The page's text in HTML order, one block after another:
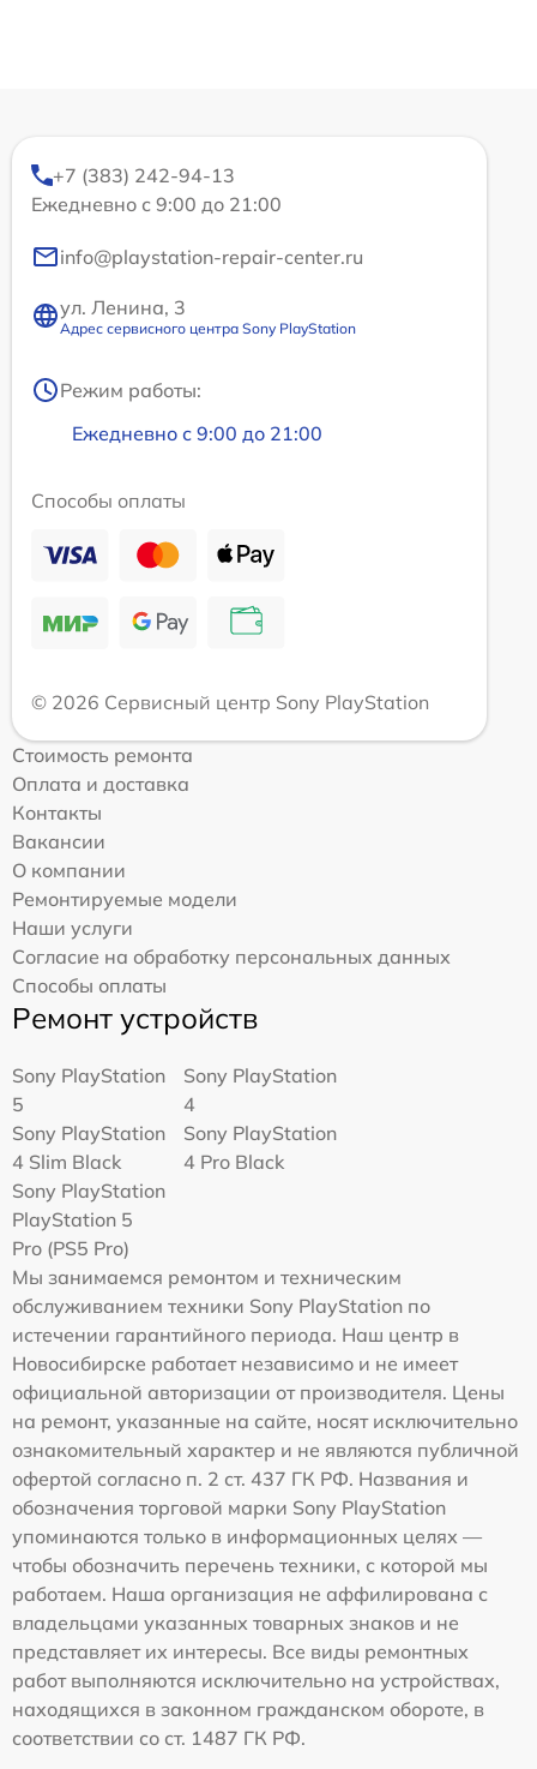
+7 (383) 242-94-13
Ежедневно с 9:00 до 21:00
info@playstation-repair-center.ru
ул. Ленина, 3
Адрес сервисного центра Sony PlayStation
Режим работы:
Ежедневно с 9:00 до 21:00
Способы оплаты
© 2026 Сервисный центр Sony PlayStation
Стоимость ремонта
Оплата и доставка
Контакты
Вакансии
О компании
Ремонтируемые модели
Наши услуги
Согласие на обработку персональных данных
Способы оплаты
Ремонт устройств
Sony PlayStation
5
Sony PlayStation
4
Sony PlayStation
4 Slim Black
Sony PlayStation
4 Pro Black
Sony PlayStation
PlayStation 5
Pro (PS5 Pro)
Мы занимаемся ремонтом и техническим
обслуживанием техники Sony PlayStation по
истечении гарантийного периода. Наш центр в
Новосибирске работает независимо и не имеет
официальной авторизации от производителя. Цены
на ремонт, указанные на сайте, носят исключительно
ознакомительный характер и не являются публичной
офертой согласно п. 2 ст. 437 ГК РФ. Названия и
обозначения торговой марки Sony PlayStation
упоминаются только в информационных целях —
чтобы обозначить перечень техники, с которой мы
работаем. Наша организация не аффилирована с
владельцами указанных товарных знаков и не
представляет их интересы. Все виды ремонтных
работ выполняются исключительно на устройствах,
находящихся в законном гражданском обороте, в
соответствии со ст. 1487 ГК РФ.